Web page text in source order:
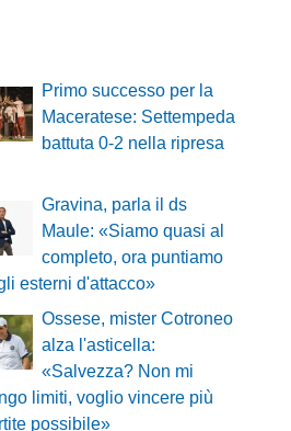
Primo successo per la
Maceratese: Settempeda
battuta 0-2 nella ripresa
Gravina, parla il ds
Maule: «Siamo quasi al
completo, ora puntiamo
esterni d'attacco»
Ossese, mister Cotroneo
alza l'asticella:
«Salvezza? Non mi
limiti, voglio vincere più
possibile»